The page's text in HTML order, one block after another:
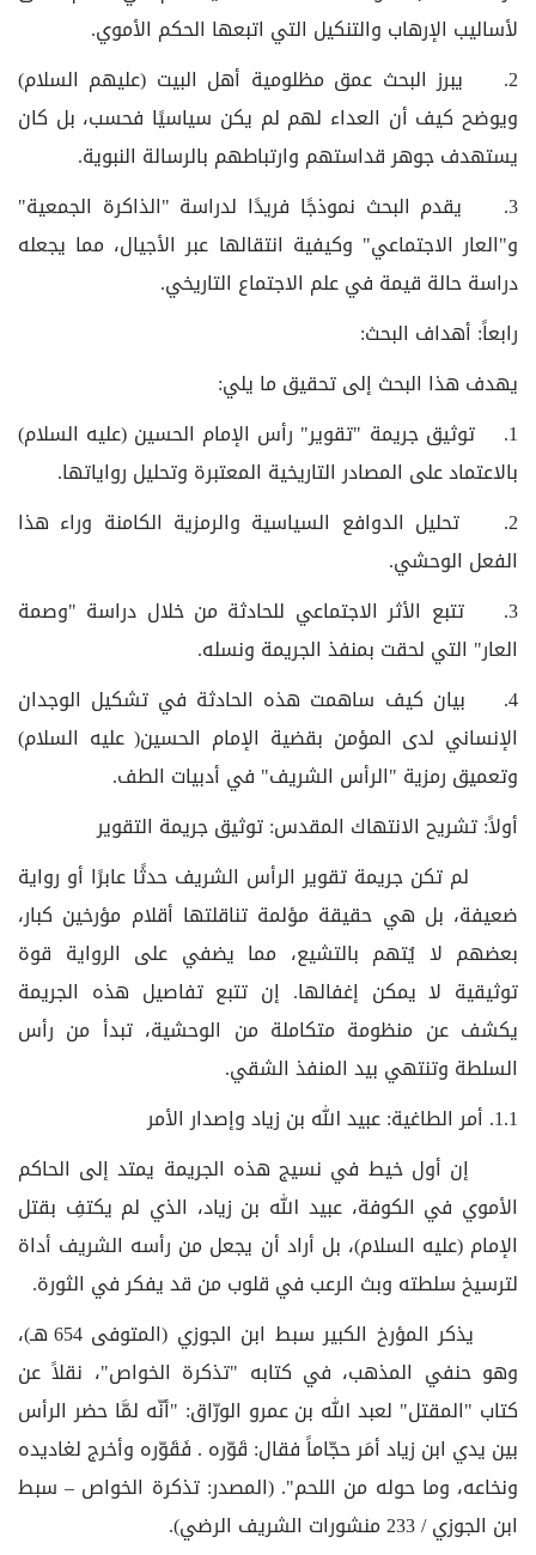
لأساليب الإرهاب والتنكيل التي اتبعها الحكم الأموي.
2. يبرز البحث عمق مظلومية أهل البيت (عليهم السلام)
ويوضح كيف أن العداء لهم لم يكن سياسيًا فحسب، بل كان
يستهدف جوهر قداستهم وارتباطهم بالرسالة النبوية.
3. يقدم البحث نموذجًا فريدًا لدراسة "الذاكرة الجمعية"
و"العار الاجتماعي" وكيفية انتقالها عبر الأجيال، مما يجعله
دراسة حالة قيمة في علم الاجتماع التاريخي.
رابعاً: أهداف البحث:
يهدف هذا البحث إلى تحقيق ما يلي:
1. توثيق جريمة "تقوير" رأس الإمام الحسين (عليه السلام)
بالاعتماد على المصادر التاريخية المعتبرة وتحليل رواياتها.
2. تحليل الدوافع السياسية والرمزية الكامنة وراء هذا
الفعل الوحشي.
3. تتبع الأثر الاجتماعي للحادثة من خلال دراسة "وصمة
العار" التي لحقت بمنفذ الجريمة ونسله.
4. بيان كيف ساهمت هذه الحادثة في تشكيل الوجدان
الإنساني لدى المؤمن بقضية الإمام الحسين( عليه السلام)
وتعميق رمزية "الرأس الشريف" في أدبيات الطف.
أولاً: تشريح الانتهاك المقدس: توثيق جريمة التقوير
لم تكن جريمة تقوير الرأس الشريف حدثًا عابرًا أو رواية
ضعيفة، بل هي حقيقة مؤلمة تناقلتها أقلام مؤرخين كبار،
بعضهم لا يُتهم بالتشيع، مما يضفي على الرواية قوة
توثيقية لا يمكن إغفالها. إن تتبع تفاصيل هذه الجريمة
يكشف عن منظومة متكاملة من الوحشية، تبدأ من رأس
السلطة وتنتهي بيد المنفذ الشقي.
1.1. أمر الطاغية: عبيد الله بن زياد وإصدار الأمر
إن أول خيط في نسيج هذه الجريمة يمتد إلى الحاكم
الأموي في الكوفة، عبيد الله بن زياد، الذي لم يكتفِ بقتل
الإمام (عليه السلام)، بل أراد أن يجعل من رأسه الشريف أداة
لترسيخ سلطته وبث الرعب في قلوب من قد يفكر في الثورة.
يذكر المؤرخ الكبير سبط ابن الجوزي (المتوفى 654 هـ)،
وهو حنفي المذهب، في كتابه "تذكرة الخواص"، نقلاً عن
كتاب "المقتل" لعبد الله بن عمرو الورّاق: "أنّه لمَّا حضر الرأس
بين يدي ابن زياد أمَر حجّاماً فقال: قَوّره . فَقَوّره وأخرج لغاديده
ونخاعه، وما حوله من اللحم". (المصدر: تذكرة الخواص – سبط
ابن الجوزي / 233 منشورات الشريف الرضي).